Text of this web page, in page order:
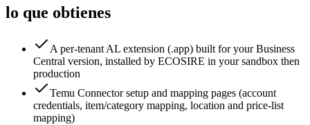
lo que obtienes
A per-tenant AL extension (.app) built for your Business
Central version, installed by ECOSIRE in your sandbox then
production
Temu Connector setup and mapping pages (account
credentials, item/category mapping, location and price-list
mapping)